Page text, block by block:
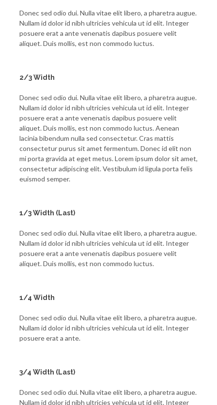
Donec sed odio dui. Nulla vitae elit libero, a pharetra augue.
Nullam id dolor id nibh ultricies vehicula ut id elit. Integer
posuere erat a ante venenatis dapibus posuere velit
aliquet. Duis mollis, est non commodo luctus.
2/3 Width
Donec sed odio dui. Nulla vitae elit libero, a pharetra augue.
Nullam id dolor id nibh ultricies vehicula ut id elit. Integer
posuere erat a ante venenatis dapibus posuere velit
aliquet. Duis mollis, est non commodo luctus. Aenean
lacinia bibendum nulla sed consectetur. Cras mattis
consectetur purus sit amet fermentum. Donec id elit non
mi porta gravida at eget metus. Lorem ipsum dolor sit amet,
consectetur adipiscing elit. Vestibulum id ligula porta felis
euismod semper.
1/3 Width (Last)
Donec sed odio dui. Nulla vitae elit libero, a pharetra augue.
Nullam id dolor id nibh ultricies vehicula ut id elit. Integer
posuere erat a ante venenatis dapibus posuere velit
aliquet. Duis mollis, est non commodo luctus.
1/4 Width
Donec sed odio dui. Nulla vitae elit libero, a pharetra augue.
Nullam id dolor id nibh ultricies vehicula ut id elit. Integer
posuere erat a ante.
3/4 Width (Last)
Donec sed odio dui. Nulla vitae elit libero, a pharetra augue.
Nullam id dolor id nibh ultricies vehicula ut id elit. Integer